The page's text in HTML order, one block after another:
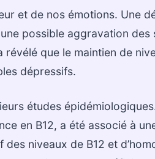
et de nos émotions. Une
possible aggravation des
que le maintien de
dépressifs.
études
en B12, a été associé à
niveaux de B12 et